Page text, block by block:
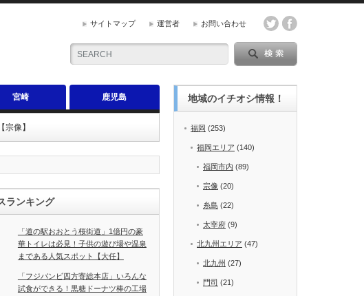
サイトマップ 運営者 お問い合わせ
宮崎 鹿児島
像】
ランキング
「道の駅おおとう桜街道」1億円の豪
華トイレは必見！子供の遊び場や温泉
まである人気スポット【大任】
「フジバンビ四方寄総本店」いろんな
試食ができる！黒糖ドーナツ棒の工場
地域のイチオシ情報！
福岡 (253)
福岡エリア (140)
福岡市内 (89)
宗像 (20)
糸島 (22)
太宰府 (9)
北九州エリア (47)
北九州 (27)
門司 (21)